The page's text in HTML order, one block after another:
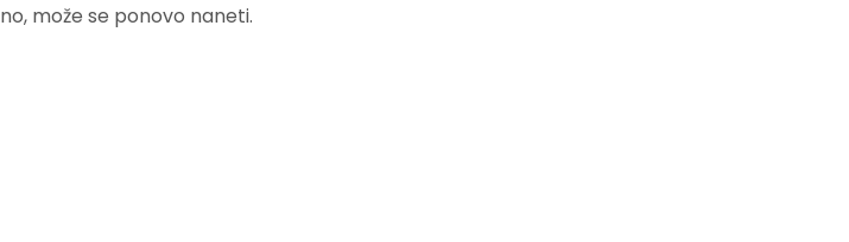
može se ponovo naneti.